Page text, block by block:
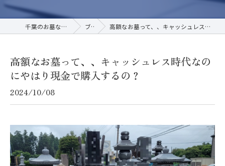
千葉のお墓なら株式会社たくみ ブログ 高額なお墓って、、キャッシュレス時代なのにやはり現金で購入するの？
高額なお墓って、、キャッシュレス時代なの
にやはり現金で購入するの？
2024/10/08